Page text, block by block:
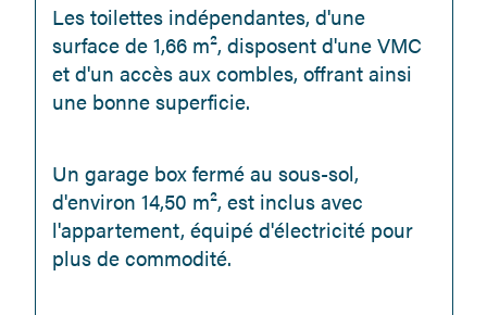
Les toilettes indépendantes, d'une
surface de 1,66 m², disposent d'une VMC
et d'un accès aux combles, offrant ainsi
une bonne superficie.
Un garage box fermé au sous-sol,
d'environ 14,50 m², est inclus avec
l'appartement, équipé d'électricité pour
plus de commodité.